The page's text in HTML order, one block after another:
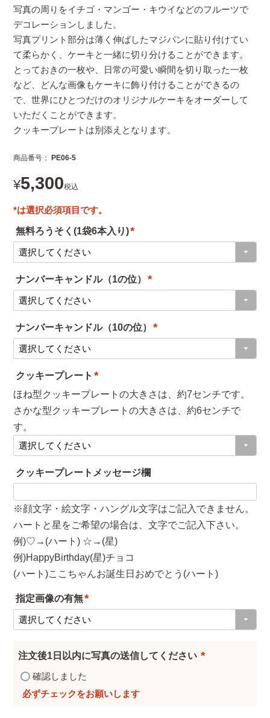
写真の周りをイチゴ・マンゴー・キウイなどのフルーツで
デコレーションしました。
写真プリント部分は薄く伸ばしたマジパンに貼り付けてい
て柔らかく、ケーキと一緒に切り分けることができます。
とっておきの一枚や、日常の可愛い瞬間を切り取った一枚
など、どんな画像もケーキに飾り付けることができるの
で、世界にひとつだけのオリジナルケーキをオーダーして
いただくことができます。
クッキープレートは別添えとなります。
商品番号 PE06-5
¥5,300税込
無料ろうそく(1袋6本入り)
必
須
ナンバーキャンドル（1の位）
必
須
ナンバーキャンドル（10の位）
必
)
クッキープレート
(
必
ほね型クッキープレートの大きさは、約7センチです。
さかな型クッキープレートの大きさは、約6センチで
す。
クッキープレートメッセージ欄
※顔文字・絵文字・ハングル文字はご記入できません。
ハートと星をご希望の場合は、文字でご記入下さい。
例)♡→(ハート) ☆→(星)
例)HappyBirthday(星)チョコ
(ハート)ここちゃんお誕生日おめでとう(ハート)
指定画像の有無
必
須
注文後1日以内に写真の送信してください
確認しました